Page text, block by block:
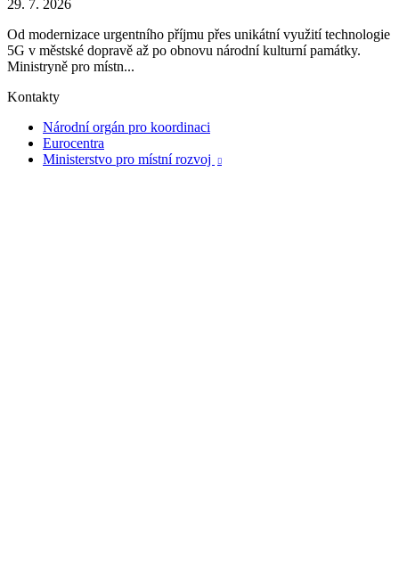
29. 7. 2026
Od modernizace urgentního příjmu přes unikátní využití technologie
5G v městské dopravě až po obnovu národní kulturní památky.
Ministryně pro místn...
Kontakty
Národní orgán pro koordinaci
Eurocentra
Ministerstvo pro místní rozvoj
